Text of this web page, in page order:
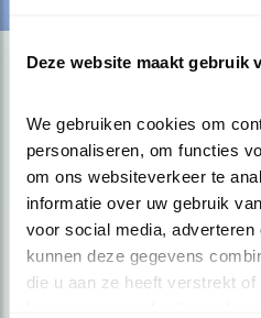
Deze website maakt gebruik
We gebruiken cookies om
personaliseren, om functies
om ons websiteverkeer te
informatie over uw gebruik
voor social media,
kunnen deze gegevens
die u aan ze heeft verstrekt
Op de hoogte
Meld je aan en ontvang
over vogels en activiteiten van